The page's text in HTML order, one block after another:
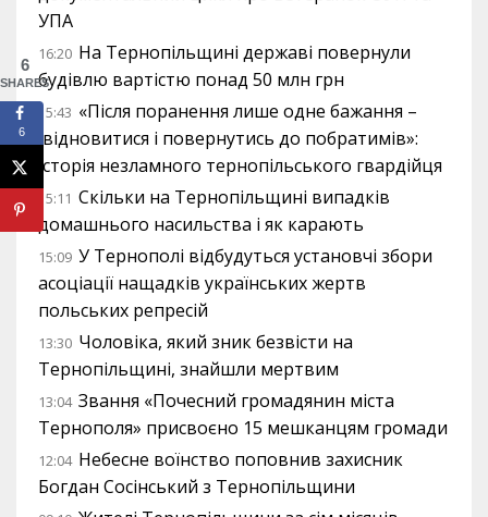
УПА
16:20 На Тернопільщині державі повернули
будівлю вартістю понад 50 млн грн
15:43 «Після поранення лише одне бажання –
відновитися і повернутись до побратимів»:
історія незламного тернопільського гвардійця
15:11 Скільки на Тернопільщині випадків
домашнього насильства і як карають
15:09 У Тернополі відбудуться установчі збори
асоціації нащадків українських жертв
польських репресій
13:30 Чоловіка, який зник безвісти на
Тернопільщині, знайшли мертвим
13:04 Звання «Почесний громадянин міста
Тернополя» присвоєно 15 мешканцям громади
12:04 Небесне воїнство поповнив захисник
Богдан Сосінський з Тернопільщини
6
SHARES
6